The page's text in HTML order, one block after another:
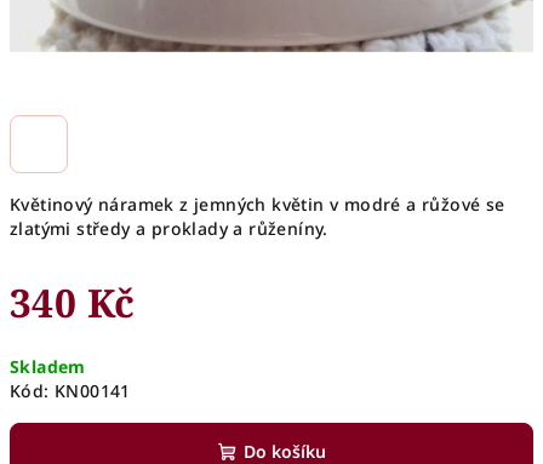
Květinový náramek z jemných květin v modré a růžové se
zlatými středy a proklady a růženíny.
340 Kč
cena:
Skladem
Kód: KN00141
Do košíku